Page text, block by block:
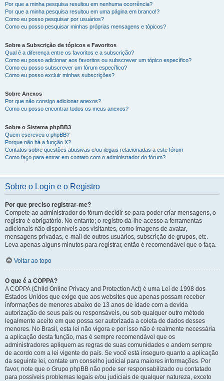
Por que a minha pesquisa resultou em nenhuma ocorrência?
Por que a minha pesquisa resultou em uma página em branco!?
Como eu posso pesquisar por usuários?
Como eu posso pesquisar minhas próprias mensagens e tópicos?
Sobre a Subscrição de tópicos e Favoritos
Qual é a diferença entre os favoritos e a subscrição?
Como eu posso adicionar aos favoritos ou subscrever um tópico específico?
Como eu posso subscrever um fórum específico?
Como eu posso excluir minhas subscrições?
Sobre Anexos
Por que não consigo adicionar anexos?
Como eu posso encontrar todos os meus anexos?
Sobre o Sistema phpBB3
Quem escreveu o phpBB?
Porque não há a função X?
Contatos sobre questões abusivas e/ou ilegais relacionadas a este fórum
Como faço para entrar em contato com o administrador do fórum?
Sobre o Login e o Registro
Por que preciso registrar-me?
Compete ao administrador do fórum decidir se para poder criar mensagens, o
registro é obrigatório. No entanto; o registro dá-lhe acesso a ferramentas
adicionais não disponíveis aos visitantes, como imagens de avatar,
mensagens privadas, e-mail de outros usuários, subscrição de grupos, etc.
Leva apenas alguns minutos para registrar, então é recomendável que o faça.
Voltar ao topo
O que é a COPPA?
A COPPA (Child Online Privacy and Protection Act) é uma Lei de 1998 dos
Estados Unidos que exige que aos websites que apenas possam receber
informações de menores abaixo de 13 anos de idade com a devida
autorização de seus pais ou responsáveis, ou sob qualquer outro método
legalmente aceito em que possa ser autorizada a coleta de dados desses
menores. No Brasil, esta lei não vigora e por isso não é realmente necessária
a aplicação desta função, mas é sempre recomendável que os
administradores apliquem as regras de suas comunidades e andem sempre
de acordo com a lei vigente do país. Se você está inseguro quanto a aplicação
da seguinte lei, contate um conselho judicial para maiores informações. Por
favor, note que o Grupo phpBB não pode ser responsabilizado ou contatado
para possíveis problemas legais e/ou judiciais de qualquer natureza, exceto